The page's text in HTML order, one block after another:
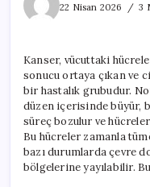
22 Nisan 2026
3
Kanser, vücuttaki
sonucu ortaya çıkan ve
bir hastalık grubudur.
düzen içerisinde büyür,
süreç bozulur ve
Bu hücreler zamanla
bazı durumlarda çevre
bölgelerine yayılabilir.